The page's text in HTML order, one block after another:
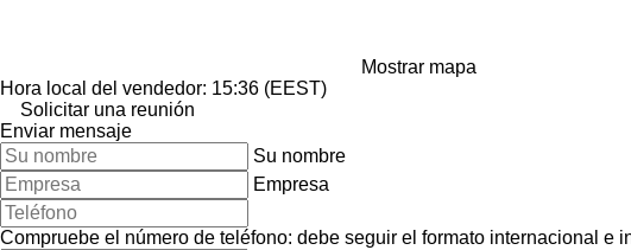
Mostrar mapa
Hora local del vendedor: 15:36 (EEST)
Solicitar una reunión
Enviar mensaje
Su nombre
Empresa
Compruebe el número de teléfono: debe seguir el formato internacional e